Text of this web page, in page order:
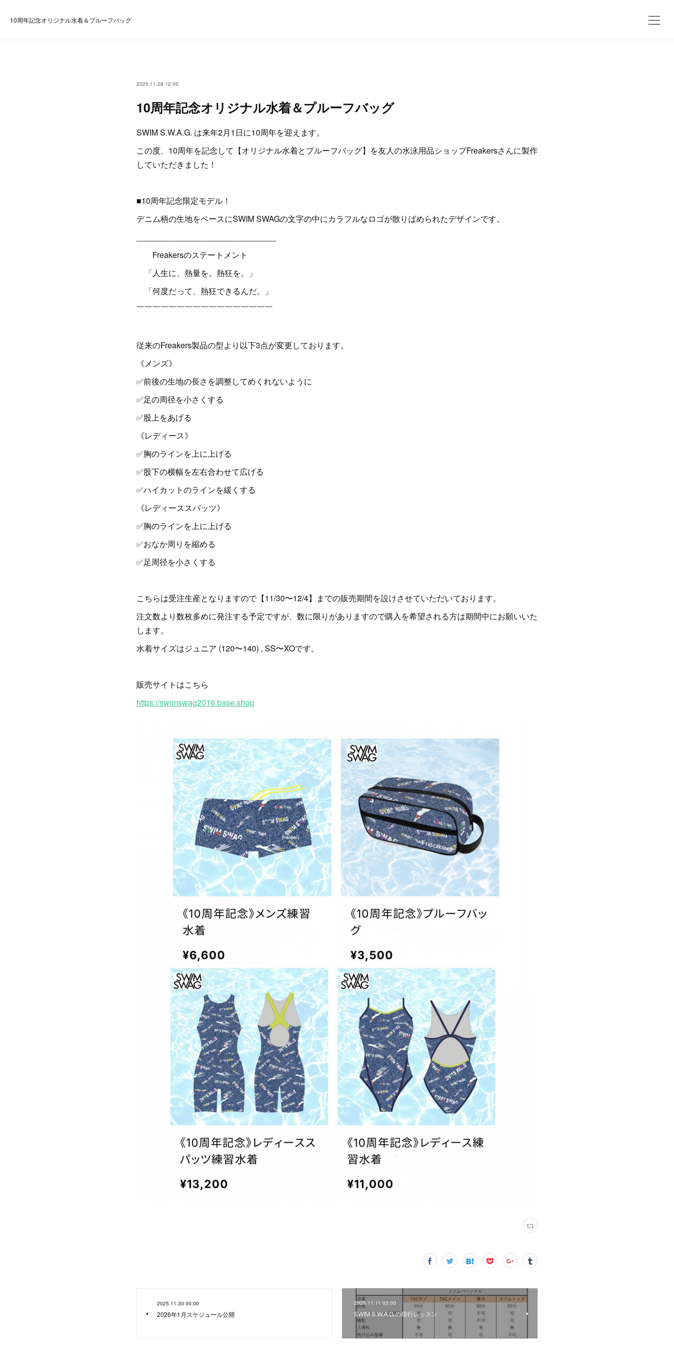
10周年記念オリジナル水着＆プルーフバッグ
2025.11.28 12:00
10周年記念オリジナル水着＆プルーフバッグ
SWIM S.W.A.G. は来年2月1日に10周年を迎えます。
この度、10周年を記念して【オリジナル水着とプルーフバッグ】を友人の水泳用品ショップFreakersさんに製作
していただきました！
■10周年記念限定モデル！
デニム柄の生地をベースにSWIM SWAGの文字の中にカラフルなロゴが散りばめられたデザインです。
Freakersのステートメント
「人生に、熱量を。熱狂を。」
「何度だって、熱狂できるんだ。」
￣￣￣￣￣￣￣￣￣￣￣￣￣￣￣￣￣
従来のFreakers製品の型より以下3点が変更しております。
《メンズ》
✅前後の生地の長さを調整してめくれないように
✅足の周径を小さくする
✅股上をあげる
《レディース》
✅胸のラインを上に上げる
✅股下の横幅を左右合わせて広げる
✅ハイカットのラインを緩くする
《レディーススパッツ》
✅胸のラインを上に上げる
✅おなか周りを縮める
✅足周径を小さくする
こちらは受注生産となりますので【11/30〜12/4】までの販売期間を設けさせていただいております。
注文数より数枚多めに発注する予定ですが、数に限りがありますので購入を希望される方は期間中にお願いいた
します。
水着サイズはジュニア (120〜140) , SS〜XOです。
販売サイトはこちら
https://swimswag2016.base.shop
2025.11.30 00:00
2026年1月スケジュール公開
2025.11.11 03:00
SWIM S.W.A.G.の現行レッスン